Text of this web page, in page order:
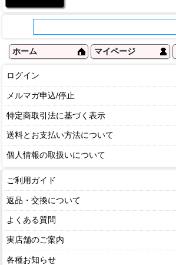
ホーム マイページ
ログイン
メルマガ申込/停止
特定商取引法に基づく表示
送料とお支払い方法について
個人情報の取扱いについて
ご利用ガイド
返品・交換について
よくある質問
実店舗のご案内
各種お知らせ